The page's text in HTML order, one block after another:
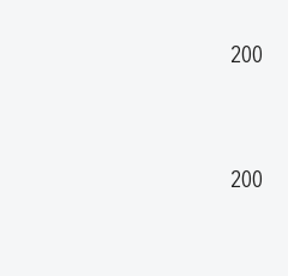
200
200